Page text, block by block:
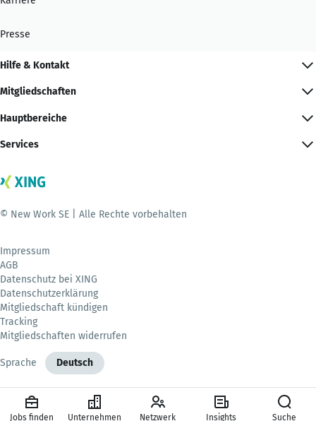
Presse
Hilfe & Kontakt
Mitgliedschaften
Hauptbereiche
Services
© New Work SE | Alle Rechte vorbehalten
Impressum
AGB
Datenschutz bei XING
Datenschutzerklärung
Mitgliedschaft kündigen
Tracking
Mitgliedschaften widerrufen
Sprache Deutsch
Jobs finden Unternehmen Netzwerk Insights Suche